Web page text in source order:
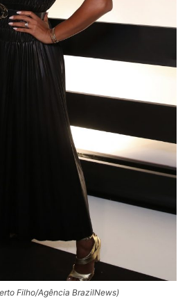
Filho/Agência BrazilNews)